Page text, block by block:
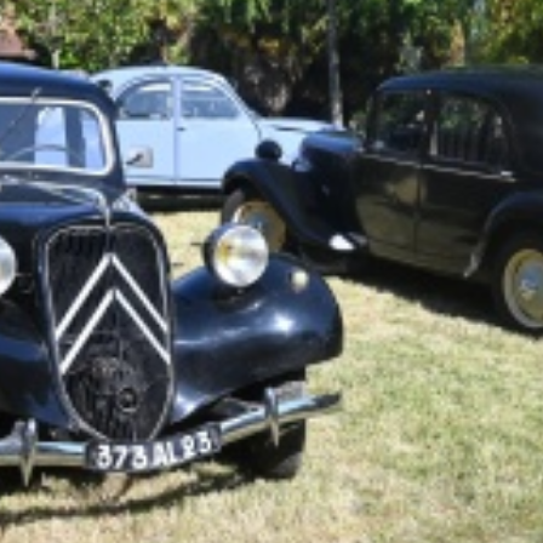
Notre local
La Boutique
Les pièces
L’assurance
Liens
La Revue
Les salons
La traction
La Traction des
membres
Bibliographie
Présentation 7
Présentation 11
Présentation 15 six
Evolution 7 et 11 -